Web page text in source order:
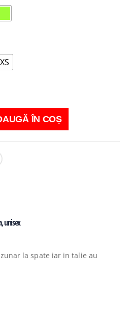
XS
ÎN COȘ
unisex
la spate iar in talie au